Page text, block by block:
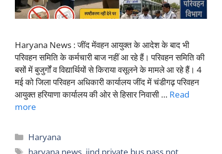
Haryana News : जींद मेंवहन आयुक्त के आदेश के बाद भी
परिवहन समिति के कर्मचारी बाज नहीं आ रहे हैं। परिवहन समिति की
बसों में बुजुर्गों व विद्यार्थियों से किराया वसूलने के मामले आ रहे हैं। 4
मई को जिला परिवहन अधिकारी कार्यालय जींद में चंडीगढ़ परिवहन
आयुक्त हरियाणा कार्यालय की ओर से हिसार निवासी … Read
more
Categories
Haryana
Tags
haryana news, jind private bus pass not